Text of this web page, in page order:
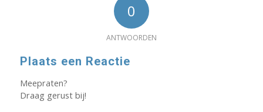
0
ANTWOORDEN
Plaats een Reactie
Meepraten?
Draag gerust bij!